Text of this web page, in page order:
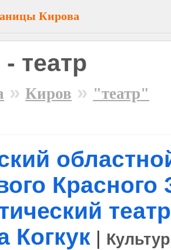
Кирова
театр
» Киров » "театр"
Красного
Когкук